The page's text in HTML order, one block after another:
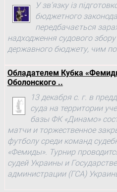
У зв’язку із
бюджетного
передбачається
надходження судового
державного бюджету, чим
Обладателем Кубка
Оболонского ..
13 декабря с. г. в
суда на территории
базы ФК «Динамо»
матчи и торжественное
футболу среди команд
«Фемиды». Турнир
судей Украины и
администрации (ГСА)